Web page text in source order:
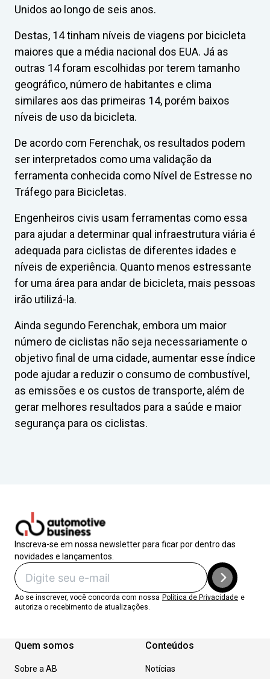
Unidos ao longo de seis anos.
Destas, 14 tinham níveis de viagens por bicicleta
maiores que a média nacional dos EUA. Já as
outras 14 foram escolhidas por terem tamanho
geográfico, número de habitantes e clima
similares aos das primeiras 14, porém baixos
níveis de uso da bicicleta.
De acordo com Ferenchak, os resultados podem
ser interpretados como uma validação da
ferramenta conhecida como Nível de Estresse no
Tráfego para Bicicletas.
Engenheiros civis usam ferramentas como essa
para ajudar a determinar qual infraestrutura viária é
adequada para ciclistas de diferentes idades e
níveis de experiência. Quanto menos estressante
for uma área para andar de bicicleta, mais pessoas
irão utilizá-la.
Ainda segundo Ferenchak, embora um maior
número de ciclistas não seja necessariamente o
objetivo final de uma cidade, aumentar esse índice
pode ajudar a reduzir o consumo de combustível,
as emissões e os custos de transporte, além de
gerar melhores resultados para a saúde e maior
segurança para os ciclistas.
Inscreva-se em nossa newsletter para ficar por dentro das
novidades e lançamentos.
Ao se inscrever, você concorda com nossa Política de Privacidade e
autoriza o recebimento de atualizações.
Quem somos
Sobre a AB
Conteúdos
Notícias